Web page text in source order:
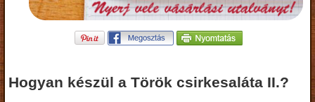
Hogyan készül a Török csirkesaláta II.?